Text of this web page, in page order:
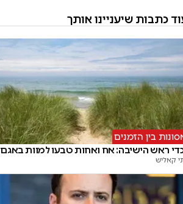
כתבות שיעניינו אותך
בין הזמנים
ראש הישיבה: אח ואחות טבעו למוות באגם
קאליש